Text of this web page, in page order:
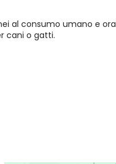
al consumo umano e ora
cani o gatti.